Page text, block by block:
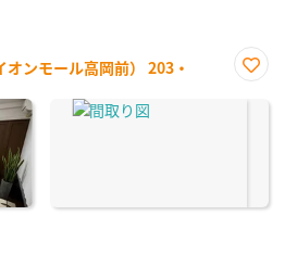
ンモール高岡前） 203・
に入